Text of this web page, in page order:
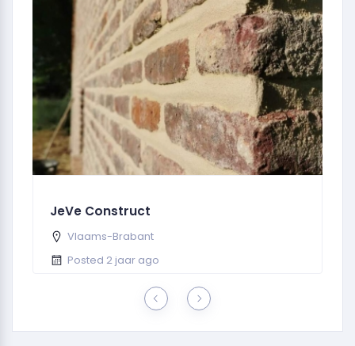
JeVe Construct
Vlaams-Brabant
Posted 2 jaar ago